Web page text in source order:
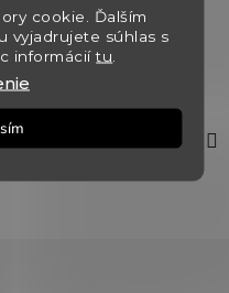
cookie. Ďalším
vyjadrujete súhlas s
informáciítu